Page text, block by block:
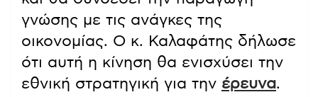
γνώσης με τις ανάγκες της
οικονομίας. Ο κ. Καλαφάτης δήλωσε
ότι αυτή η κίνηση θα ενισχύσει την
εθνική στρατηγική για την έρευνα.